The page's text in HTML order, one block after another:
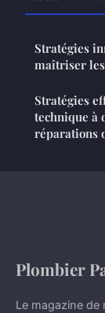
Stratégies
maîtriser
Stratégies
technique à
réparations
Plombier
Le magazine de